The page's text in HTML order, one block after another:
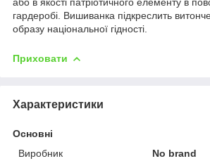
гардеробі. Вишиванка підкреслить
образу національної гідності.
Приховати
Характеристики
Основні
Виробник
No brand